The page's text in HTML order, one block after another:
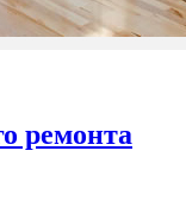
ремонта